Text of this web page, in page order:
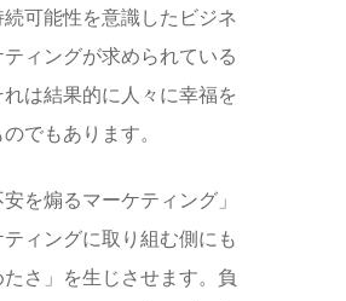
可能性を意識したビジネ
ィングが求められている
は結果的に人々に幸福を
でもあります。
を煽るマーケティング」
ィングに取り組む側にも
たさ」を生じさせます。負